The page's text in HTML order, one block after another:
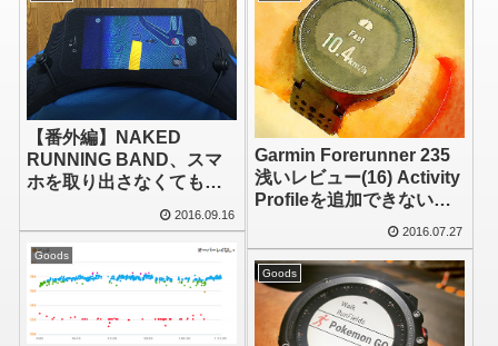
【番外編】NAKED
RUNNING BAND、スマ
ホを取り出さなくてもポ
可能
2016.09.16
Garmin Forerunner 235
浅いレビュー(16) Activity
Profileを追加できないの
でOtherを使ってポケモン
GＯの「ふかリミッター」
を設定した
2016.07.27
Goods
Goods